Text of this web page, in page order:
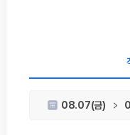
라 실제 결제 조건을 비교
기본요금만으로 판단하
08.07(금)